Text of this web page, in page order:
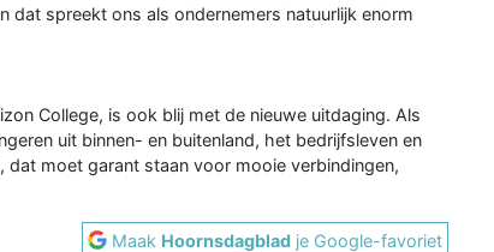
dat spreekt ons als ondernemers natuurlijk enorm
College, is ook blij met de nieuwe uitdaging. Als
uit binnen- en buitenland, het bedrijfsleven en
moet garant staan voor mooie verbindingen,
Maak Hoornsdagblad je Google-favoriet